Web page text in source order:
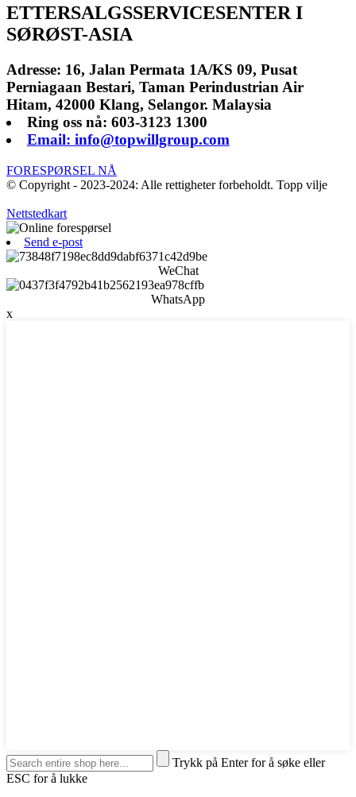
ETTERSALGSSERVICESENTER I
SØRØST-ASIA
Adresse: 16, Jalan Permata 1A/KS 09, Pusat
Perniagaan Bestari, Taman Perindustrian Air
Hitam, 42000 Klang, Selangor. Malaysia
Ring oss nå: 603-3123 1300
Email: info@topwillgroup.com
FORESPØRSEL NÅ
© Copyright - 2023-2024: Alle rettigheter forbeholdt. Topp vilje
Nettstedkart
Send e-post
WeChat
WhatsApp
x
Trykk på Enter for å søke eller
ESC for å lukke